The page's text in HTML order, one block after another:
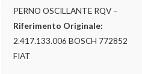
PERNO OSCILLANTE RQV –
Riferimento Originale:
2.417.133.006 BOSCH 772852
FIAT